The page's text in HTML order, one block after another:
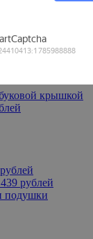
крышкой
рублей
подушки